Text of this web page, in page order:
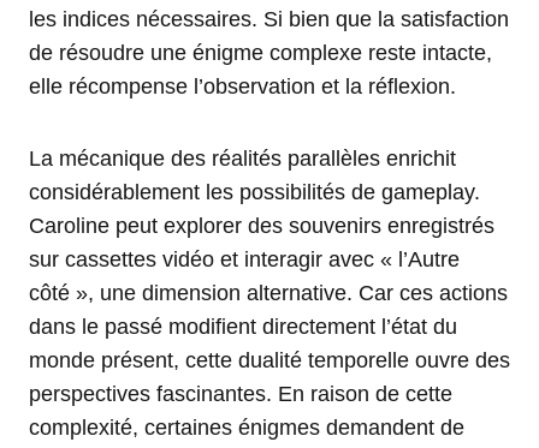
les indices nécessaires. Si bien que la satisfaction
de résoudre une énigme complexe reste intacte,
elle récompense l’observation et la réflexion.
La mécanique des réalités parallèles enrichit
considérablement les possibilités de gameplay.
Caroline peut explorer des souvenirs enregistrés
sur cassettes vidéo et interagir avec « l’Autre
côté », une dimension alternative. Car ces actions
dans le passé modifient directement l’état du
monde présent, cette dualité temporelle ouvre des
perspectives fascinantes. En raison de cette
complexité, certaines énigmes demandent de